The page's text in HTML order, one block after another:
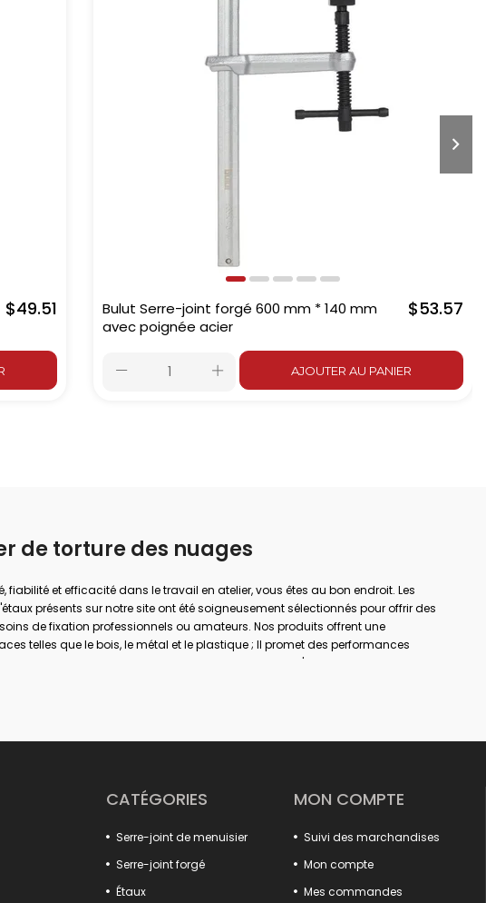
$49.51
Bulut Serre-joint forgé 600 mm * 140 mm
avec poignée acier
$53.57
AJOUTER AU PANIER
de torture des nuages
fiabilité et efficacité dans le travail en atelier, vous êtes au bon endroit. Les
présents sur notre site ont été soigneusement sélectionnés pour offrir des
de fixation professionnels ou amateurs. Nos produits offrent une
telles que le bois, le métal et le plastique ; Il promet des performances
tels que la menuiserie, le soudage, le perçage, l'assemblage et la
et aux structures de mâchoires antidérapantes.
augmentent l'efficacité en assurant le positionnement sûr des pièces fixes
à votre système. Des modèles spéciaux tels que les tortures
marbre offrent des solutions spéciales aux besoins de différents secteurs.
la puissance de votre atelier est ici !
CATÉGORIES
Serre-joint de menuisier
Serre-joint forgé
Étaux
MON COMPTE
Suivi des marchandises
Mon compte
Mes commandes